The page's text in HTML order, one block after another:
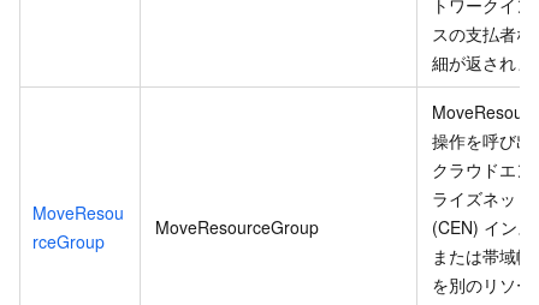
スの支払者な
細が返されま
MoveResou
rceGroup
MoveResourceGroup
操作を呼び出
クラウドエン
ライズネット
(CEN) イン
または帯域
を別のリソー